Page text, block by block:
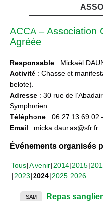
ACCA – Association
Agréée
Responsable : Mickaël
Activité : Chasse et
belote).
Adresse : 30 rue de
Symphorien
Téléphone : 06 27 13 69 02
Email : micka.daunas@sfr.fr
Événements organisés
Tous A venir 2014 2015
2023 2024 2025 2026
SAM Repas sanglier